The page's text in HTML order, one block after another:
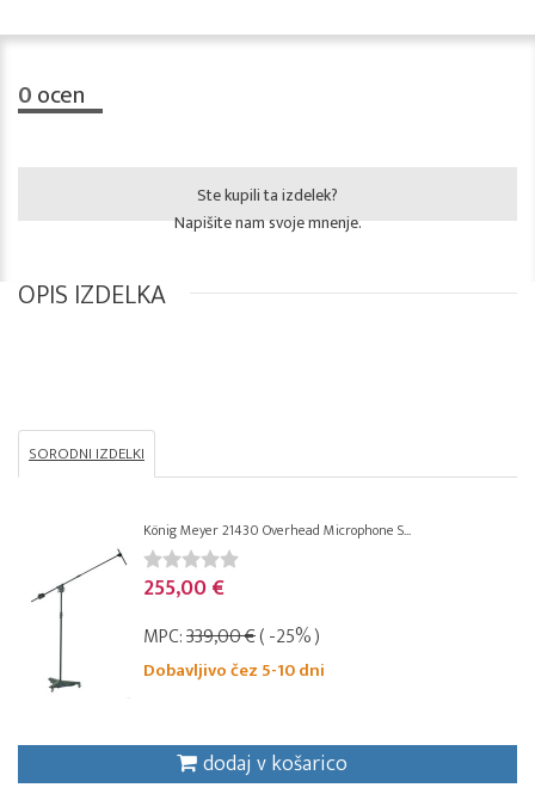
0ocen
Ste kupili ta izdelek?
Napišite nam svoje mnenje.
OPIS IZDELKA
SORODNI IZDELKI
König Meyer 21430 Overhead Microphone S...
255,00 €
MPC:339,00 €( -25% )
Dobavljivo čez 5-10 dni
dodaj v košarico